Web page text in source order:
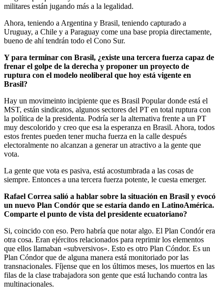
militares están jugando más a la legalidad.
Ahora, teniendo a Argentina y Brasil, teniendo capturado a
Uruguay, a Chile y a Paraguay come una base propia directamente,
bueno de ahí tendrán todo el Cono Sur.
Y para terminar con Brasil, ¿existe una tercera fuerza capaz de
frenar el golpe de la derecha y proponer un proyecto de
ruptura con el modelo neoliberal que hoy está vigente en
Brasil?
Hay un movimeinto incipiente que es Brasil Popular donde está el
MST, están sindicatos, algunos sectores del PT en total ruptura con
la política de la presidenta. Podría ser la alternativa frente a un PT
muy descolorido y creo que esa la esperanza en Brasil. Ahora, todos
estos frentes pueden tener mucha fuerza en la calle después
electoralmente no alcanzan a generar un atractivo a la gente que
vota.
La gente que vota es pasiva, está acostumbrada a las cosas de
siempre. Entonces a una tercera fuerza potente, le cuesta emerger.
Rafael Correa salió a hablar sobre la situación en Brasil y evocó
un nuevo Plan Condór que se estaría dando en LatinoAmérica.
Comparte el punto de vista del presidente ecuatoriano?
Si, coincido con eso. Pero habría que notar algo. El Plan Condór era
otra cosa. Eran ejércitos relacionados para reprimir los elementos
que ellos llamaban «subversivos». Esto es otro Plan Cóndor. Es un
Plan Cóndor que de alguna manera está monitoriado por las
transnacionales. Fíjense que en los últimos meses, los muertos en las
filas de la clase trabajadora son gente que está luchando contra las
multinacionales.